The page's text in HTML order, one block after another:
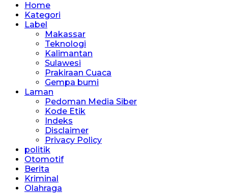
Home
Kategori
Label
Makassar
Teknologi
Kalimantan
Sulawesi
Prakiraan Cuaca
Gempa bumi
Laman
Pedoman Media Siber
Kode Etik
Indeks
Disclaimer
Privacy Policy
politik
Otomotif
Berita
Kriminal
Olahraga